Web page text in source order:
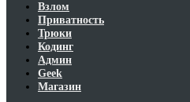
Взлом
Приватность
Трюки
Кодинг
Админ
Geek
Магазин